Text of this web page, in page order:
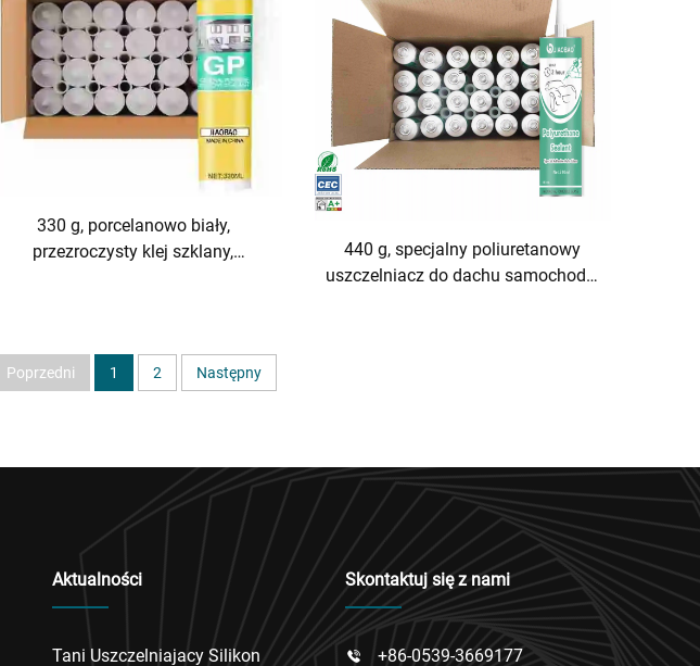
330 g, porcelanowo biały,
przezroczysty klej szklany,
440 g, specjalny poliuretanowy
uszczelniacz do dachu samochodu,
Poprzedni 1 2 Następny
Aktualności
Tani Uszczelniajacy Silikon
Skontaktuj się z nami
 +86-0539-3669177